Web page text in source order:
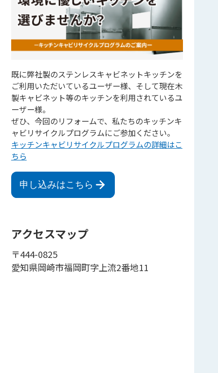
既に弊社製のステンレスキャビネットキッチンを
ご利用いただいているユーザー様、そして現在木
製キャビネット等のキッチンを利用されているユ
ーザー様。
ぜひ、今回のリフォームで、私たちのキッチンキ
ャビリサイクルプログラムにご参加ください。
キッチンキャビリサイクルプログラムの詳細はこ
ちら
申し込みはこちら
アクセスマップ
〒444-0825
愛知県岡崎市福岡町字上流2番地11